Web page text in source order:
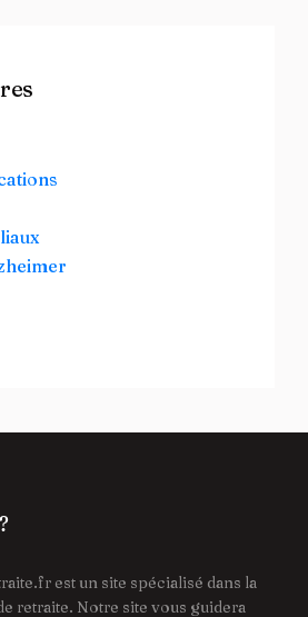
est un site spécialisé dans la
retraite. Notre site vous guidera